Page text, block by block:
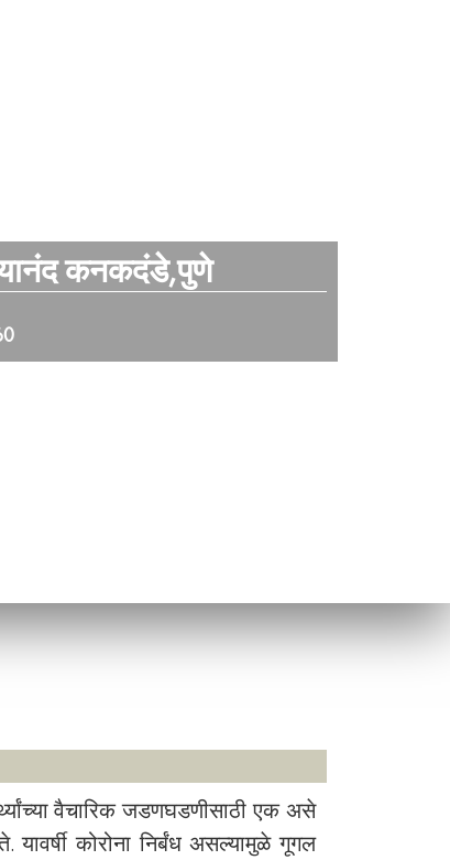
कनकदंडे,पुणे
वैचारिक जडणघडणीसाठी एक असे
कोरोना निर्बंध असल्यामुळे गूगल